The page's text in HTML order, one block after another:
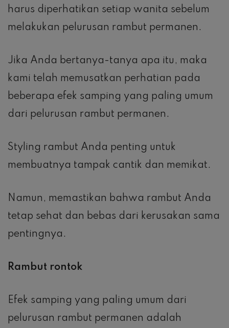
harus diperhatikan setiap wanita sebelum
melakukan pelurusan rambut permanen.
Jika Anda bertanya-tanya apa itu, maka
kami telah memusatkan perhatian pada
beberapa efek samping yang paling umum
dari pelurusan rambut permanen.
Styling rambut Anda penting untuk
membuatnya tampak cantik dan memikat.
Namun, memastikan bahwa rambut Anda
tetap sehat dan bebas dari kerusakan sama
pentingnya.
Rambut rontok
Efek samping yang paling umum dari
pelurusan rambut permanen adalah